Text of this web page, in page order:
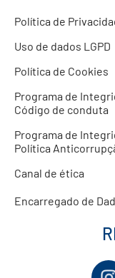
Política de
Uso de dados LGPD
Política de Cookies
Programa de
Código de conduta
Programa de
Política
Canal de ética
Encarregado de